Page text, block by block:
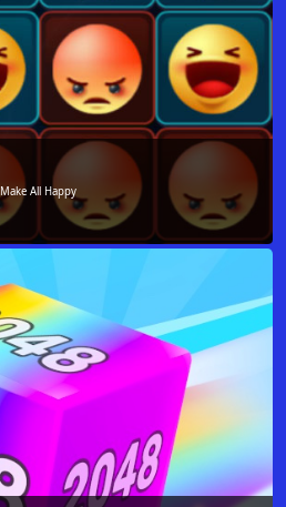
Make All Happy